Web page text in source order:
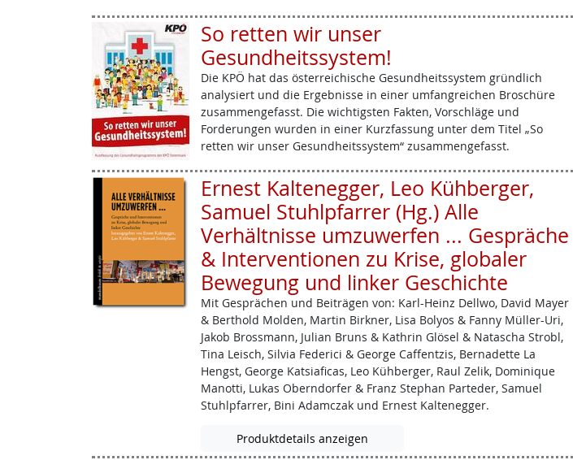
So retten wir unser
Gesundheitssystem!
Die KPÖ hat das österreichische Gesundheitssystem gründlich
analysiert und die Ergebnisse in einer umfangreichen Broschüre
zusammengefasst. Die wichtigsten Fakten, Vorschläge und
Forderungen wurden in einer Kurzfassung unter dem Titel „So
retten wir unser Gesundheitssystem“ zusammengefasst.
Ernest Kaltenegger, Leo Kühberger,
Samuel Stuhlpfarrer (Hg.) Alle
Verhältnisse umzuwerfen ... Gespräche
& Interventionen zu Krise, globaler
Bewegung und linker Geschichte
Mit Gesprächen und Beiträgen von: Karl-Heinz ­Dellwo, David Mayer
& Berthold Molden, Martin Birkner, Lisa Bolyos & Fanny Müller­-Uri,
Jakob ­Brossmann, Julian Bruns & Kathrin Glösel & Natascha Strobl,
Tina Leisch, Silvia Federici & George ­Caffentzis, Bernadette La
Hengst, George Katsiaficas, Leo Kühberger, Raul Zelik, Dominique
Manotti, Lukas Oberndorfer & Franz Stephan Parteder, Samuel
Stuhlpfarrer, Bini Adamczak und Ernest Kaltenegger.
Produktdetails anzeigen